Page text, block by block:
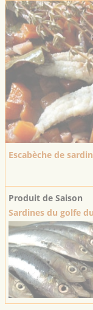
Escabèche de
Produit de Saison
Sardines du golfe